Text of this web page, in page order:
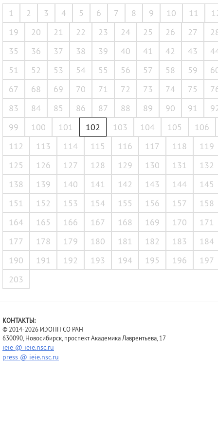
1 2 3 4 5 6 7 8 9 10 11
19
20 21 22 23 24 25 26 27
35
36 37 38 39 40 41 42 43
51
52 53 54 55 56 57 58 59
67
68 69 70 71 72 73 74 75
83
84 85 86 87 88 89 90 91
99
100 101 102 103 104 105
106
112
113 114 115 116 117 118
119
125
126 127 128 129 130 131
132
138
139 140 141 142 143 144
145
151
152 153 154 155 156 157
158
164
165 166 167 168 169 170
171
177
178 179 180 181 182 183
184
190
191 192 193 194 195 196
197
203
КОНТАКТЫ:
© 2014-2026 ИЭОПП СО РАН
630090, Новосибирск, проспект Академика Лаврентьева, 17
ieie @ ieie.nsc.ru
press @ ieie.nsc.ru